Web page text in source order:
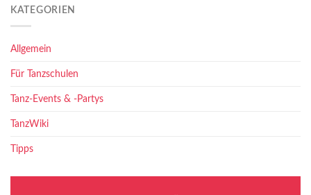
KATEGORIEN
Allgemein
Für Tanzschulen
Tanz-Events & -Partys
TanzWiki
Tipps